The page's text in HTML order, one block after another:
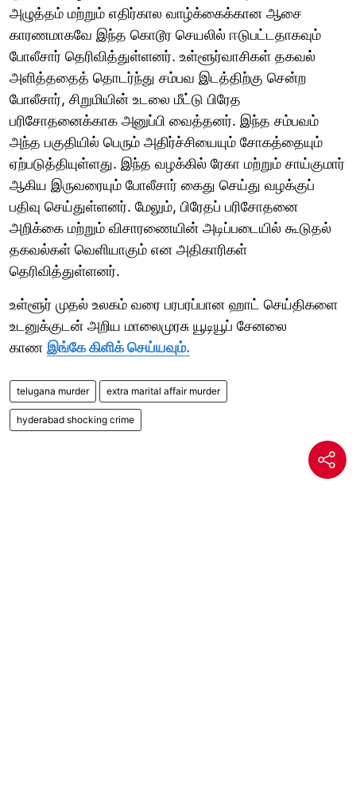
அழுத்தம் மற்றும் எதிர்கால வாழ்க்கைக்கான ஆசை
காரணமாகவே இந்த கொடூர செயலில் ஈடுபட்டதாகவும்
போலீசார் தெரிவித்துள்ளனர். உள்ளூர்வாசிகள் தகவல்
அளித்ததைத் தொடர்ந்து சம்பவ இடத்திற்கு சென்ற
போலீசார், சிறுமியின் உடலை மீட்டு பிரேத
பரிசோதனைக்காக அனுப்பி வைத்தனர். இந்த சம்பவம்
அந்த பகுதியில் பெரும் அதிர்ச்சியையும் சோகத்தையும்
ஏற்படுத்தியுள்ளது. இந்த வழக்கில் ரேகா மற்றும் சாய்குமார்
ஆகிய இருவரையும் போலீசார் கைது செய்து வழக்குப்
பதிவு செய்துள்ளனர். மேலும், பிரேதப் பரிசோதனை
அறிக்கை மற்றும் விசாரணையின் அடிப்படையில் கூடுதல்
தகவல்கள் வெளியாகும் என அதிகாரிகள்
தெரிவித்துள்ளனர்.
உள்ளூர் முதல் உலகம் வரை பரபரப்பான ஹாட் செய்திகளை
உடனுக்குடன் அறிய மாலைமுரசு யூடியூப் சேனலை
காண இங்கே கிளிக் செய்யவும்.
telugana murder extra marital affair murder
hyderabad shocking crime